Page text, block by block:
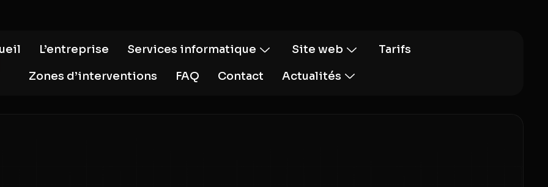
L’entreprise Services informatique Site web
Tarifs
Zones d’interventions
FAQ Contact Actualités